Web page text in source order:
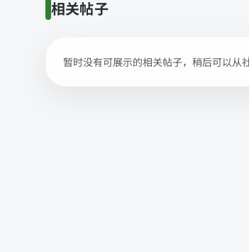
相关帖子
暂时没有可展示的相关帖子，稍后可以从